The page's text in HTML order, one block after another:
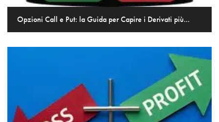
Opzioni Call e Put: la Guida per Capire i Derivati più...